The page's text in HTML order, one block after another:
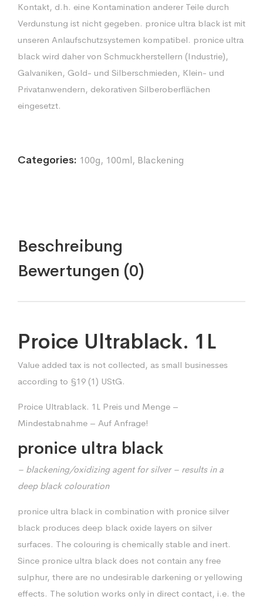
Kontakt, d.h. eine Kontamination anderer Teile durch
Verdunstung ist nicht gegeben. pronice ultra black ist mit
unseren Anlaufschutzsystemen kompatibel. pronice ultra
black wird daher von Schmuckherstellern (Industrie),
Galvaniken, Gold- und Silberschmieden, Klein- und
Privatanwendern, dekorativen Silberoberflächen
eingesetzt.
Categories: 100g, 100ml, Blackening
Beschreibung
Bewertungen (0)
Proice Ultrablack. 1L
Value added tax is not collected, as small businesses
according to §19 (1) UStG.
Proice Ultrablack. 1L Preis und Menge –
Mindestabnahme – Auf Anfrage!
pronice ultra black
– blackening/oxidizing agent for silver – results in a
deep black colouration
pronice ultra black in combination with pronice silver
black produces deep black oxide layers on silver
surfaces. The colouring is chemically stable and inert.
Since pronice ultra black does not contain any free
sulphur, there are no undesirable darkening or yellowing
effects. The solution works only in direct contact, i.e. the